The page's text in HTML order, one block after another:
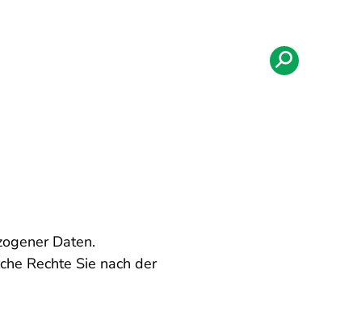
Daten.
Rechte Sie nach der